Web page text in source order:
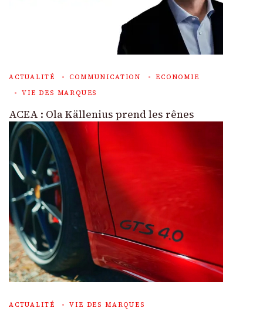
ACTUALITÉ COMMUNICATION
ECONOMIE
VIE DES MARQUES
ACEA : Ola Källenius prend les rênes
ACTUALITÉ VIE DES MARQUES